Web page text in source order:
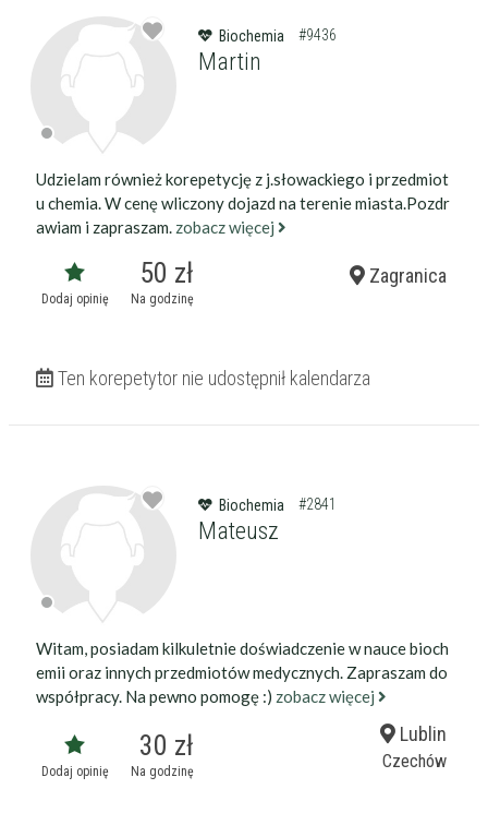
Biochemia #9436
Martin
Udzielam również korepetycję z j.słowackiego i przedmiot
u chemia. W cenę wliczony dojazd na terenie miasta.Pozdr
awiam i zapraszam. zobacz więcej
Dodaj opinię
50 zł
Na godzinę
Zagranica
Ten korepetytor nie udostępnił kalendarza
Biochemia #2841
Mateusz
Witam, posiadam kilkuletnie doświadczenie w nauce bioch
emii oraz innych przedmiotów medycznych. Zapraszam do
współpracy. Na pewno pomogę :) zobacz więcej
Dodaj opinię
30 zł
Na godzinę
Lublin
Czechów